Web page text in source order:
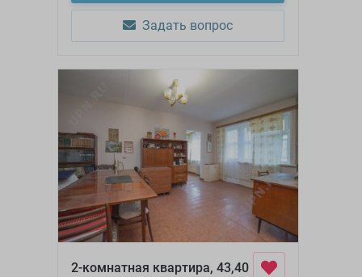
Задать вопрос
2-комнатная квартира, 43,40